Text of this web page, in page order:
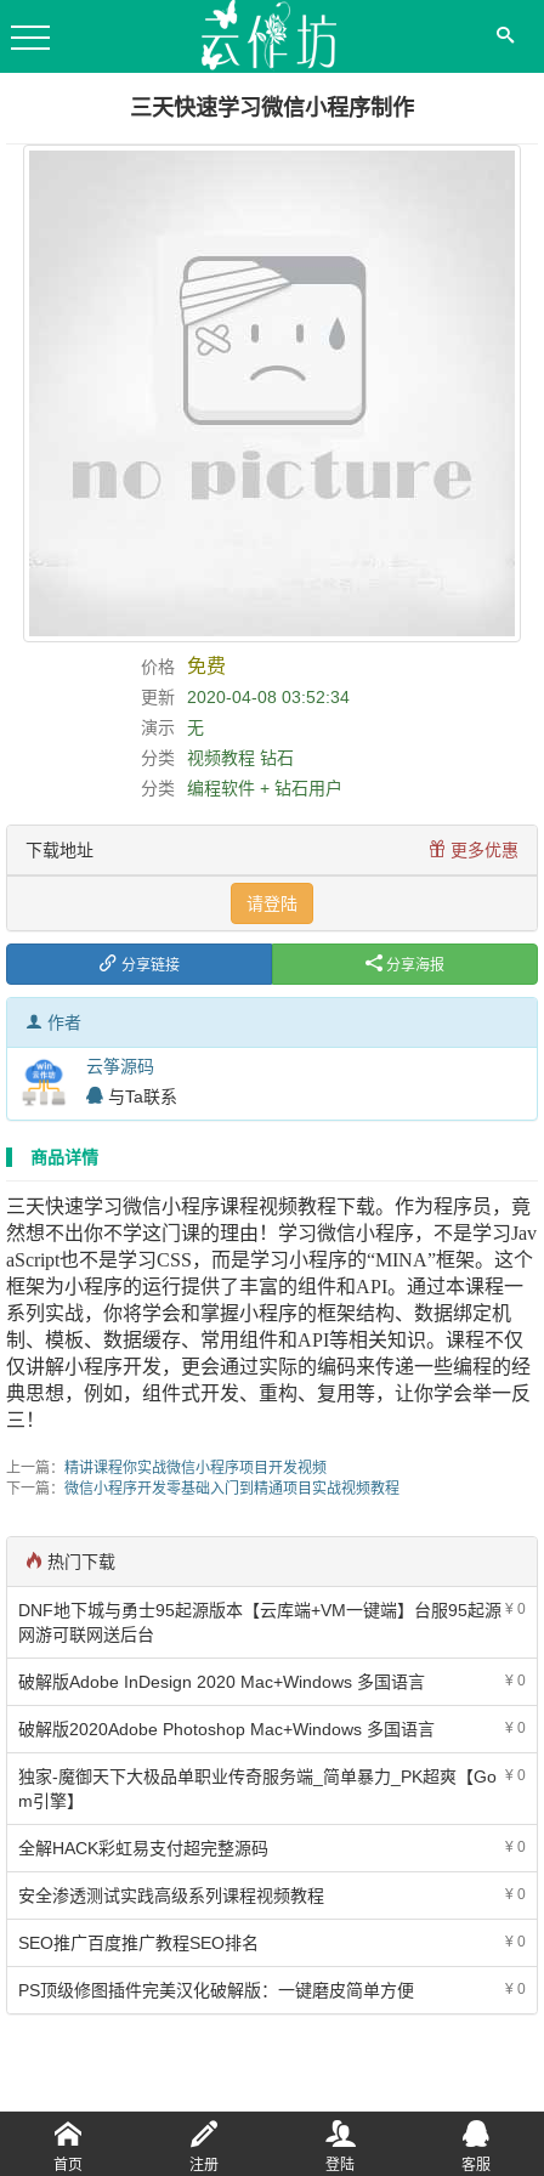
三天快速学习微信小程序制作
价格 免费
更新
2020-04-08 03:52:34
演示
无
分类
视频教程 钻石
分类
编程软件 + 钻石用户
更多优惠
下载地址
请登陆
分享链接 分享海报
作者
云筝源码
与Ta联系
商品详情
三天快速学习微信小程序课程视频教程下载。作为程序员，竟
然想不出你不学这门课的理由！学习微信小程序，不是学习Jav
aScript也不是学习CSS，而是学习小程序的“MINA”框架。这个
框架为小程序的运行提供了丰富的组件和API。通过本课程一
系列实战，你将学会和掌握小程序的框架结构、数据绑定机
制、模板、数据缓存、常用组件和API等相关知识。课程不仅
仅讲解小程序开发，更会通过实际的编码来传递一些编程的经
典思想，例如，组件式开发、重构、复用等，让你学会举一反
三！
上一篇： 精讲课程你实战微信小程序项目开发视频
下一篇： 微信小程序开发零基础入门到精通项目实战视频教程
热门下载
¥ 0
DNF地下城与勇士95起源版本【云库端+VM一键端】台服95起源
网游可联网送后台
¥ 0
破解版Adobe InDesign 2020 Mac+Windows 多国语言
¥ 0
破解版2020Adobe Photoshop Mac+Windows 多国语言
¥ 0
独家-魔御天下大极品单职业传奇服务端_简单暴力_PK超爽【Go
m引擎】
¥ 0
全解HACK彩虹易支付超完整源码
¥ 0
安全渗透测试实践高级系列课程视频教程
¥ 0
SEO推广百度推广教程SEO排名
¥ 0
PS顶级修图插件完美汉化破解版：一键磨皮简单方便
首页 注册 登陆 客服